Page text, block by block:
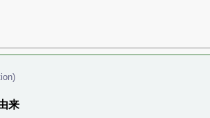
来